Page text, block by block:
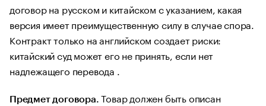
договор на русском и китайском с указанием, какая
версия имеет преимущественную силу в случае спора.
Контракт только на английском создает риски:
китайский суд может его не принять, если нет
надлежащего перевода .
Предмет договора. Товар должен быть описан